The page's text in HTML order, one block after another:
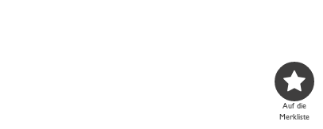

Auf die
Merkliste